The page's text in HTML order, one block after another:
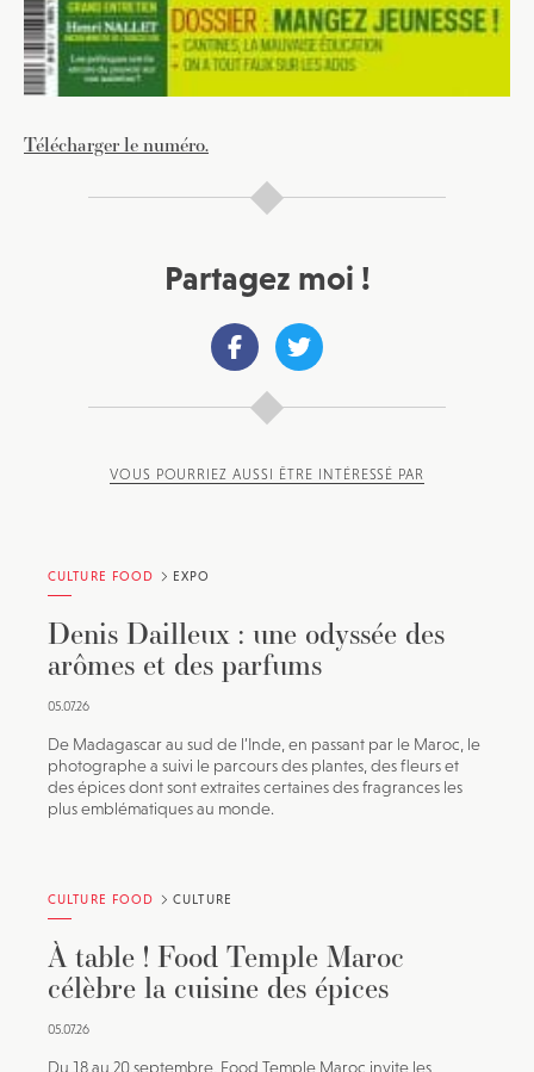
Télécharger le numéro.
Partagez moi !
VOUS POURRIEZ AUSSI ÊTRE INTÉRESSÉ PAR
CULTURE FOOD EXPO
Denis Dailleux : une odyssée des
arômes et des parfums
05.07.26
De Madagascar au sud de l’Inde, en passant par le Maroc, le
photographe a suivi le parcours des plantes, des fleurs et
des épices dont sont extraites certaines des fragrances les
plus emblématiques au monde.
CULTURE FOOD CULTURE
À table ! Food Temple Maroc
célèbre la cuisine des épices
05.07.26
Du 18 au 20 septembre, Food Temple Maroc invite les